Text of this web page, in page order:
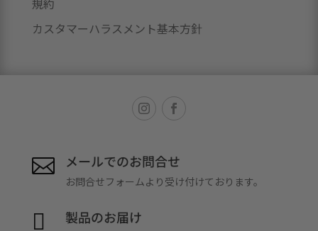
規約
カスタマーハラスメント基本方針
 メールでのお問合せ
お問合せフォームより受け付けております。
 製品のお届け